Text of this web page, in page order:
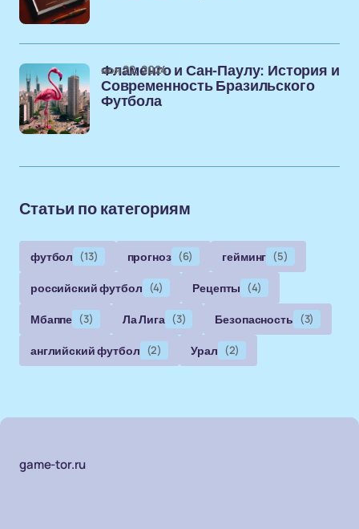
Фламенго и Сан-Паулу: История и
Современность Бразильского
Футбола
ноя 22, 2024
Статьи по категориям
футбол (13) прогноз (6) гейминг (5)
российский футбол (4) Рецепты (4)
Мбаппе (3) Ла Лига (3) Безопасность (3)
английский футбол (2) Урал (2)
game-tor.ru